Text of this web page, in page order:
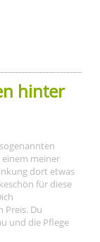
hinter
meiner
dort etwas
für diese
Preis. Du
und die Pflege